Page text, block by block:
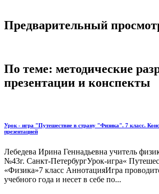
Предварительный
По теме: методические
презентации и конспекты
Урок - игра "Путешествие в страну "Физика". 7 класс.
презентацией
Лебедева Ирина Геннадьевна учитель
№43г. Санкт-ПетербургУрок-игра«
«Физика»7 класс АннотацияИгра
учебного года и несет в себе по...